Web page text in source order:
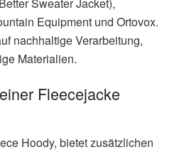
Equipment und Ortovox.
nachhaltige Verarbeitung,
Materialien.
Fleecejacke
Hoody, bietet zusätzlichen